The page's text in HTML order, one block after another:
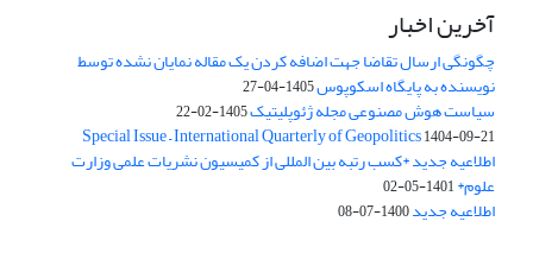
آخرین اخبار
چگونگی ارسال تقاضا جهت اضافه کردن یک مقاله نمایان نشده توسط
نویسنده به پایگاه اسکوپوس1405-04-27
سیاست هوش مصنوعی مجله ژئوپلیتیک1405-02-22
Special Issue – International Quarterly of Geopolitics1404-09-21
اطلاعیه جدید *کسب رتبه بین المللی از کمیسیون نشریات علمی وزارت
علوم*1401-05-02
اطلاعیه جدید1400-07-08